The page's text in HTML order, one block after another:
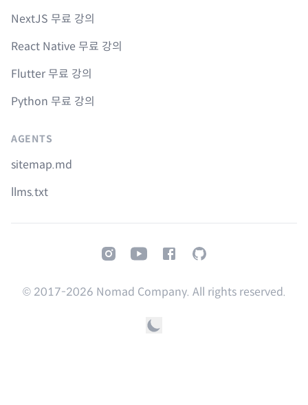
NextJS 무료 강의
React Native 무료 강의
Flutter 무료 강의
Python 무료 강의
AGENTS
sitemap.md
llms.txt
InstagramYoutubeFacebookGitHub
© 2017-2026 Nomad Company. All rights reserved.